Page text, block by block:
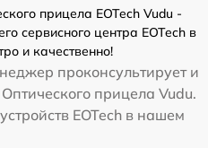
прицела EOTech Vudu -
сервисного центра EOTech в
и качественно!
проконсультирует и
прицела Vudu.
EOTech в нашем